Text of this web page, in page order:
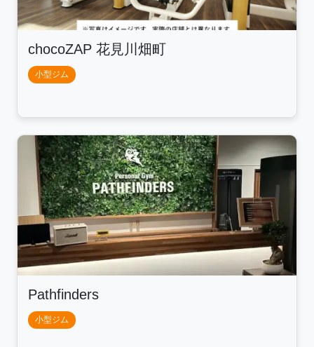
chocoZAP 花見川畑町
小型ジム
Pathfinders
小型ジム